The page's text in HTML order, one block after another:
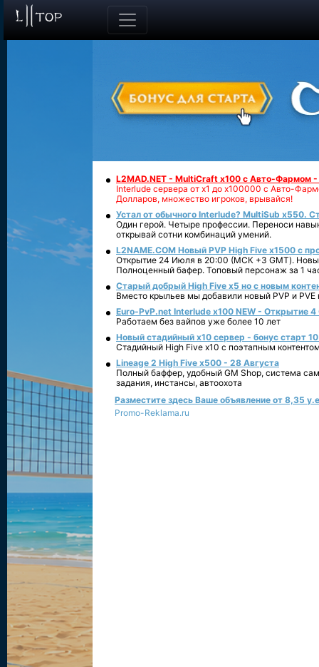
L2MAD.NET - MultiCraft x100 с Авто-Фармом
Interlude сервера от х1 до х100000 с Авто-
Долларов, множество игроков, врывайся!
Устал от обычного Interlude? MultiSub x550.
Один герой. Четыре профессии. Переноси
открывай сотни комбинаций умений.
L2NAME.COM Новый PVP High Five x1500 с
Открытие 24 Июля в 20:00 (МСК +3 GMT).
Полноценный бафер. Топовый персонаж за 1
Старый добрый High Five x5 но с новым
Вместо крыльев мы добавили новый PVP и PVE
Euro-PvP.net Interlude х100 NEW - Открытие 4
Работаем без вайпов уже более 10 лет
Новый стадийный х10 сервер - бонус старт
Стадийный High Five x10 с поэтапным
Lineage 2 High Five x500 - 28 Августа
Полный баффер, удобный GM Shop, система
задания, инстансы, автоохота
Разместите здесь Ваше объявление от 8,35
Promo-Reklama.ru